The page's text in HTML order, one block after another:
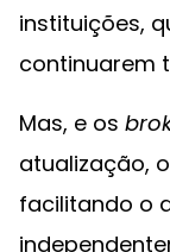
instituições,
continuarem
Mas, e os
atualização,
facilitando o